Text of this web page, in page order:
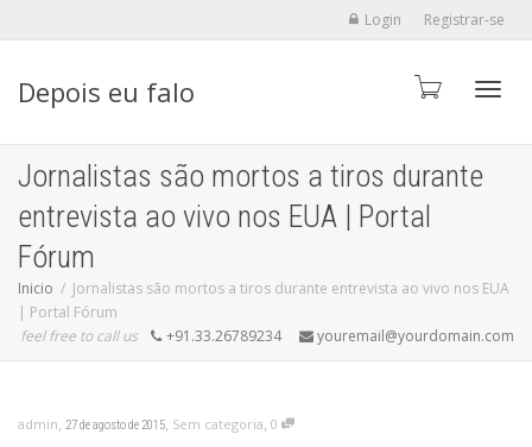
Login Registrar-se
Depois eu falo
Jornalistas são mortos a tiros durante
entrevista ao vivo nos EUA | Portal
Fórum
Inicio
Jornalistas são mortos a tiros durante entrevista ao vivo nos EUA
| Portal Fórum
feel free to call us
+91.33.26789234 youremail@yourdomain.com
admin, 27 de agosto de 2015, Sem categoria, 0